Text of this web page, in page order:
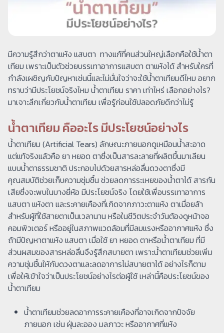
มีความรู้สึกว่าตาแห้ง แสบตา ทางแก้ที่คนส่วนใหญ่เลือกคือใช้น้ำตา
เทียม เพราะเป็นตัวช่วยบรรเทาอาการแสบตา ตาแห้งได้ สำหรับใครที่
กำลังเผชิญกับปัญหาเช่นนี้และไม่มั่นใจว่าจะใช้น้ำตาเทียมดีไหม อยาก
ทราบว่ามีประโยชน์จริงไหม น้ำตาเทียม ราคา เท่าไหร่ เลือกอย่างไร?
มาเจาะลึกเกี่ยวกับน้ำตาเทียม เพื่อรู้ก่อนใช้ปลอดภัยดีกว่าไม่รู้
น้ำตาเทียม คืออะไร มีประโยชน์อย่างไร
น้ำตาเทียม (Artificial Tears) ลักษณะภายนอกดูเหมือนน้ำสะอาด
แต่แท้จริงแล้วคือ ยา หยอด ตาซึ่งเป็นสารละลายที่ผลิตขึ้นมาเลียน
แบบน้ำตาธรรมชาติ ประกอบไปด้วยสารหล่อลื่นดวงตาซึ่งมี
คุณสมบัติช่วยเก็บความชุ่มชื้น ช่วยลดการระเหยของน้ำตาได้ สารกัน
เสียซึ่งจะพบในบางยี่ห้อ มีประโยชน์จริง โดยใช้เพื่อบรรเทาอาการ
แสบตา แห้งตา และระคายเคืองที่เกิดจากภาวะตาแห้ง ตาเมื่อยล้า
สำหรับผู้ที่ใช้สายตาเป็นเวลานาน หรือในชีวิตประจำวันต้องดูหน้าจอ
คอมพิวเตอร์ หรืออยู่ในสภาพแวดล้อมที่มีลมแรงหรืออากาศแห้ง ซึ่ง
ถ้ามีปัญหาตาแห้ง แสบตา เมื่อใช้ ยา หยอด ตาหรือน้ำตาเทียม ที่มี
ส่วนผสมของสารหล่อลื่นจึงรู้สึกสบายตา เพราะน้ำตาเทียมช่วยเพิ่ม
ความชุ่มชื้นให้กับดวงตาและลดอาการไม่สบายตาได้ อย่างไรก็ตาม
เพื่อให้เข้าใจว่าเป็นประโยชน์อย่างไรต่อผู้ใช้ เหล่านี้คือประโยชน์ของ
น้ำตาเทียม
น้ำตาเทียมช่วยลดอาการระคายเคืองที่อาจเกิดจากปัจจัย
ภายนอก เช่น ฝุ่นละออง มลภาวะ หรืออากาศที่แห้ง